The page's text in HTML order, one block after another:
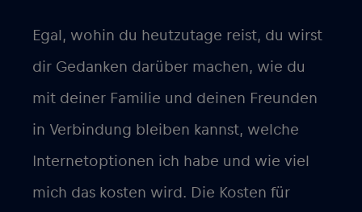
Egal, wohin du heutzutage reist, du wirst
dir Gedanken darüber machen, wie du
mit deiner Familie und deinen Freunden
in Verbindung bleiben kannst, welche
Internetoptionen ich habe und wie viel
mich das kosten wird. Die Kosten für